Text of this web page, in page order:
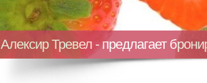
Алексир Тревел - предлагает